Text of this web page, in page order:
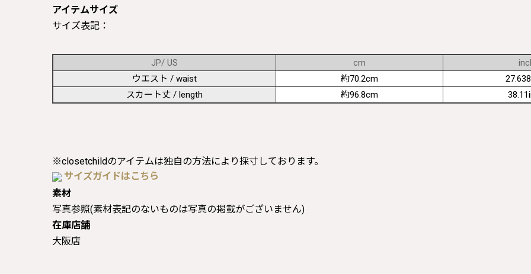
アイテムサイズ
サイズ表記：
JP/ US cm
ウエスト / waist
約70.2cm
スカート丈 / length
約96.8cm
※closetchildのアイテムは独自の方法により採寸しております。
サイズガイドはこちら
素材
写真参照(素材表記のないものは写真の掲載がございません)
在庫店舗
大阪店